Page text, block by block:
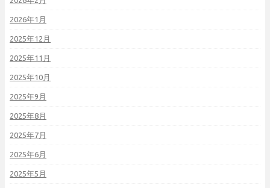
2026年1月
2025年12月
2025年11月
2025年10月
2025年9月
2025年8月
2025年7月
2025年6月
2025年5月